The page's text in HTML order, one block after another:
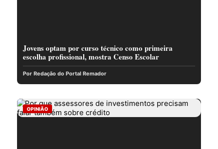
Jovens optam por curso técnico como primeira
escolha profissional, mostra Censo Escolar
Por Redação do Portal Remador
OPINIÃO